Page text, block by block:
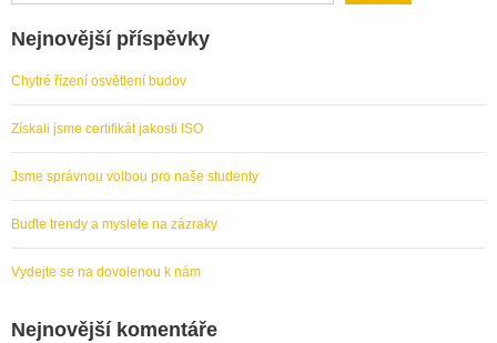
Nejnovější příspěvky
Chytré řízení osvětlení budov
Získali jsme certifikát jakosti ISO
Jsme správnou volbou pro naše studenty
Buďte trendy a myslete na zázraky
Vydejte se na dovolenou k nám
Nejnovější komentáře